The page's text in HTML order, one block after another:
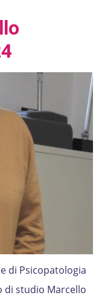
di Psicopatologia
di studio Marcello